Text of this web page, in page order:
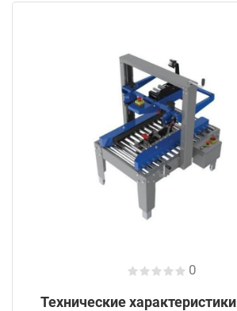
0
Технические характеристики